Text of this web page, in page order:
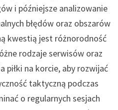
i późniejsze analizowanie
błędów oraz obszarów
kwestią jest różnorodność
rodzaje serwisów oraz
piłki na korcie, aby rozwijać
taktyczną podczas
o regularnych sesjach